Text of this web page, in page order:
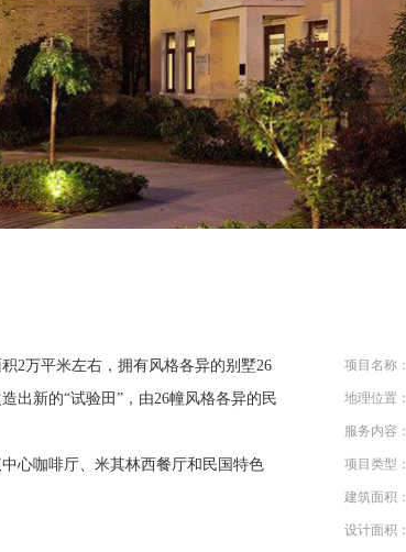
2万平米左右，拥有风格各异的别墅26
出新的“试验田”，由26幢风格各异的民
心咖啡厅、米其林西餐厅和民国特色
项目名称：
地理位置：
服务内容：
项目类型：
建筑面积：
设计面积：